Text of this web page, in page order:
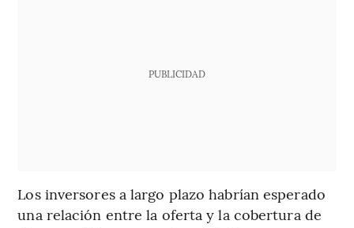
PUBLICIDAD
Los inversores a largo plazo habrían esperado
una relación entre la oferta y la cobertura de